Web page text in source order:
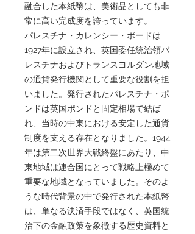
融合した本紙幣は、美術品としても非
常に高い完成度を誇っています。
パレスチナ・カレンシー・ボードは
1927年に設立され、英国委任統治領パ
レスチナおよびトランスヨルダン地域
の通貨発行機関として重要な役割を担
いました。発行されたパレスチナ・ポ
ンドは英国ポンドと固定相場で結ば
れ、当時の中東における安定した通貨
制度を支える存在となりました。1944
年は第二次世界大戦終盤にあたり、中
東地域は連合国にとって戦略上極めて
重要な地域となっていました。そのよ
うな時代背景の中で発行された本紙幣
は、単なる決済手段ではなく、英国統
治下の金融政策を象徴する歴史資料と